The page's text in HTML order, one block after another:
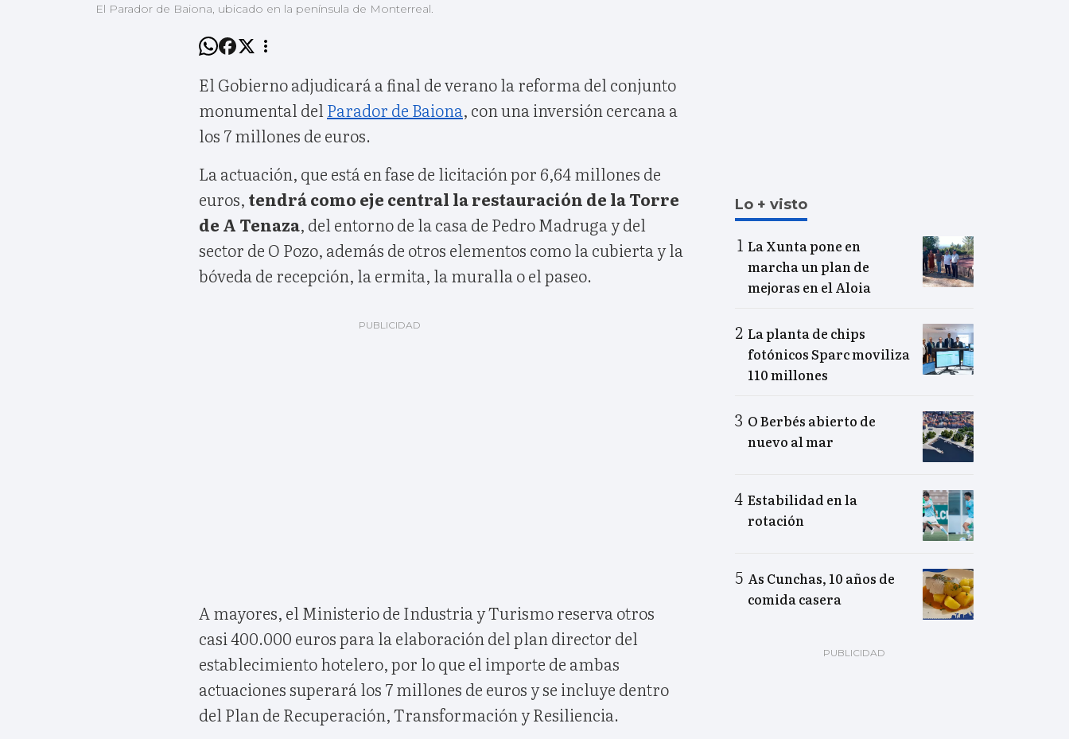
El Parador de Baiona, ubicado en la península de Monterreal.
El Gobierno adjudicará a final de verano la reforma del conjunto
monumental del Parador de Baiona, con una inversión cercana a
los 7 millones de euros.
La actuación, que está en fase de licitación por 6,64 millones de
euros, tendrá como eje central la restauración de la Torre
de A Tenaza, del entorno de la casa de Pedro Madruga y del
sector de O Pozo, además de otros elementos como la cubierta y la
bóveda de recepción, la ermita, la muralla o el paseo.
A mayores, el Ministerio de Industria y Turismo reserva otros
casi 400.000 euros para la elaboración del plan director del
establecimiento hotelero, por lo que el importe de ambas
actuaciones superará los 7 millones de euros y se incluye dentro
del Plan de Recuperación, Transformación y Resiliencia.
Lo + visto
La Xunta pone en
marcha un plan de
mejoras en el Aloia
La planta de chips
fotónicos Sparc moviliza
110 millones
O Berbés abierto de
nuevo al mar
Estabilidad en la
rotación
As Cunchas, 10 años de
comida casera